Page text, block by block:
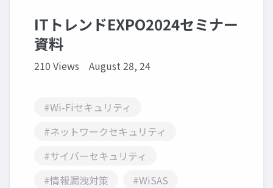
ITトレンドEXPO2024セミナー
資料
210 Views August 28, 24
#Wi-Fiセキュリティ
#ネットワークセキュリティ
#サイバーセキュリティ
#情報漏洩対策
#WiSAS